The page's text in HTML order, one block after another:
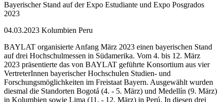
Bayerischer Stand auf der Expo Estudiante und Expo Posgrados
2023
04.03.2023 Kolumbien Peru
BAYLAT organisierte Anfang März 2023 einen bayerischen Stand
auf drei Hochschulmessen in Südamerika. Vom 4. bis 12. März
2023 präsentierte das von BAYLAT geführte Konsortium aus vier
VertreterInnen bayerischer Hochschulen Studien- und
Forschungsmöglichkeiten im Freistaat Bayern. Ausgewählt wurden
diesmal die Standorten Bogotá (4. - 5. März) und Medellín (9. März)
in Kolumbien sowie Lima (11. - 12. März) in Perú. In diesen drei